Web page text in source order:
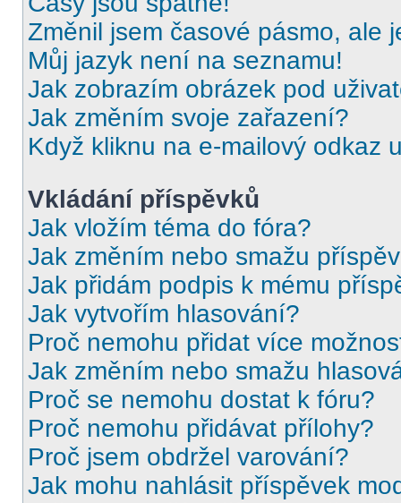
Změnil jsem časové pásmo, ale
Můj jazyk není na seznamu!
Jak zobrazím obrázek pod
Jak změním svoje zařazení?
Když kliknu na e-mailový odkaz
Vkládání příspěvků
Jak vložím téma do fóra?
Jak změním nebo smažu
Jak přidám podpis k mému
Jak vytvořím hlasování?
Proč nemohu přidat více
Jak změním nebo smažu
Proč se nemohu dostat k fóru?
Proč nemohu přidávat přílohy?
Proč jsem obdržel varování?
Jak mohu nahlásit příspěvek